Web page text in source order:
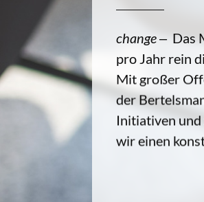
change‒ Das
pro Jahr rein
Mit großer
der
Initiativen
wir einen